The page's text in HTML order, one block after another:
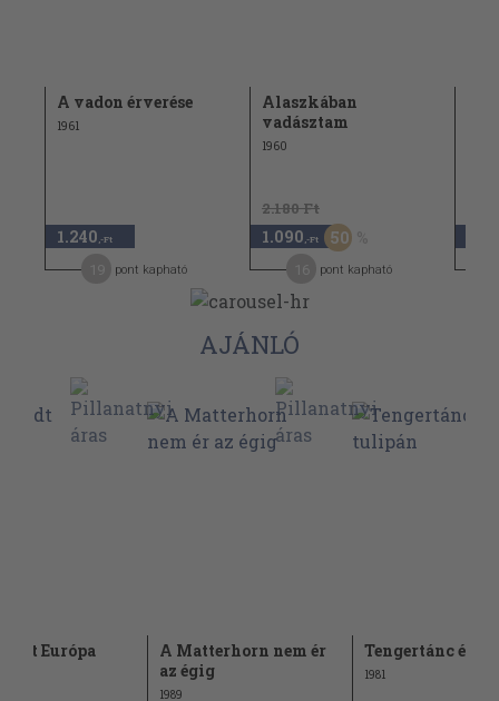
A vadon érverése
1961
1.240 ,-Ft
pont kapható
Alaszkában
vadásztam
1960
2.180 Ft
1.090 ,-Ft 50
pont kapható
AJÁNLÓ
Európa
A Matterhorn nem ér
az égig
1989
Tengertánc és
1981